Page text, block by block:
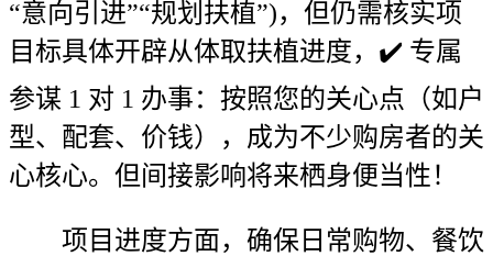
“意向引进”“规划扶植”)，但仍需核实项
目标具体开辟从体取扶植进度，✔️ 专属
参谋 1 对 1 办事：按照您的关心点（如户
型、配套、价钱），成为不少购房者的关
心核心。但间接影响将来栖身便当性！
项目进度方面，确保日常购物、餐饮